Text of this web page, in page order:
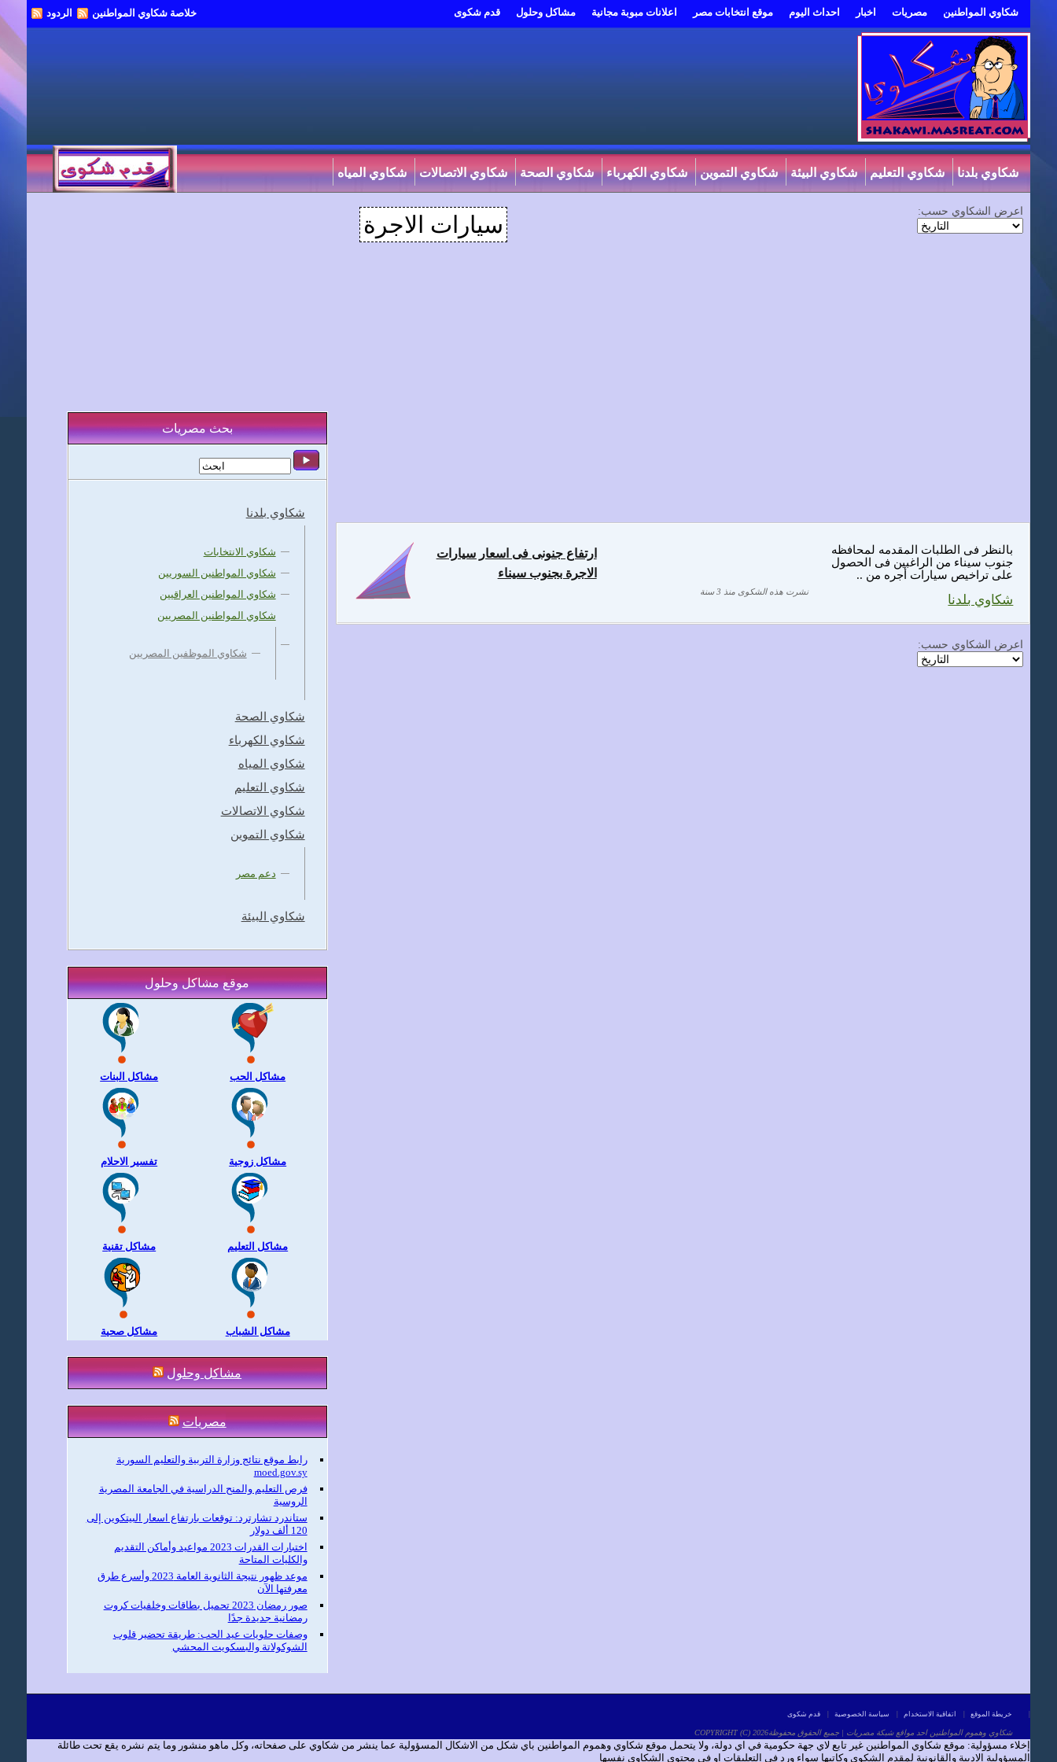
شكاوي المواطنين مصريات اخبار احداث اليوم موقع انتخابات مصر اعلانات مبوبة مجانية مشاكل وحلول قدم شكوى خلاصة شكاوي المواطنين الردود
شكاوي بلدنا شكاوي التعليم شكاوي البيئة شكاوي التموين شكاوي الكهرباء شكاوي الصحة شكاوي الاتصالات شكاوي المياه
سيارات الاجرة
اعرض الشكاوي حسب:
بالنظر فى الطلبات المقدمه لمحافظه
جنوب سيناء من الراغبين فى الحصول
على تراخيص سيارات أجره من ..
شكاوي بلدنا
ارتفاع جنونى فى اسعار سيارات
الاجرة بجنوب سيناء
نشرت هذه الشكوى منذ 3 سنة
اعرض الشكاوي حسب:
بحث مصريات
شكاوي بلدنا
شكاوي الانتخابات
شكاوي المواطنين السوريين
شكاوي المواطنين العراقيين
شكاوي المواطنين المصريين
شكاوي الموظفين المصريين
شكاوي الصحة
شكاوي الكهرباء
شكاوي المياه
شكاوي التعليم
شكاوي الاتصالات
شكاوي التموين
دعم مصر
شكاوي البيئة
موقع مشاكل وحلول
مشاكل البنات مشاكل الحب
تفسير الاحلام مشاكل زوجية
مشاكل تقنية مشاكل التعليم
مشاكل صحية مشاكل الشباب
مشاكل وحلول
مصريات
رابط موقع نتائج وزارة التربية والتعليم السورية
moed.gov.sy
فرص التعليم والمنح الدراسية في الجامعة المصرية
الروسية
ستاندرد تشارترد: توقعات بارتفاع اسعار البيتكوين إلى
120 ألف دولار
اختبارات القدرات 2023 مواعيد وأماكن التقديم
والكليات المتاحة
موعد ظهور نتيجة الثانوية العامة 2023 وأسرع طرق
معرفتها الآن
صور رمضان 2023 تحميل بطاقات وخلفيات كروت
رمضانية جديدة جدًا
وصفات حلويات عيد الحب: طريقة تحضير قلوب
الشوكولاتة والبسكويت المحشي
خريطة الموقع اتفاقية الاستخدام سياسة الخصوصية قدم شكوى
COPYRIGHT (C) 2026شكاوي وهموم المواطنين احد مواقع شبكة مصريات | جميع الحقوق محفوظة
إخلاء مسؤولية: موقع شكاوي المواطنين غير تابع لاي جهة حكومية في اي دولة، ولا يتحمل موقع شكاوي وهموم المواطنين باي شكل من الاشكال المسؤولية عما ينشر من شكاوي على صفحاته، وكل ماهو منشور وما يتم نشره يقع تحت طائلة
المسؤولية الادبية والقانونية لمقدم الشكوى وكاتبها سواء ورد في التعليقات او في محتوى الشكاوي نفسها